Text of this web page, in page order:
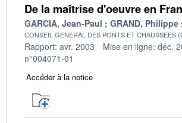
De la maîtrise d'oeuvre en
GARCIA, Jean-Paul GRAND, Philippe
CONSEIL GENERAL DES PONTS ET CHAUSSEES
Rapport: avr. 2003 Mise en ligne: déc.
n°004071-01
Accéder à la notice